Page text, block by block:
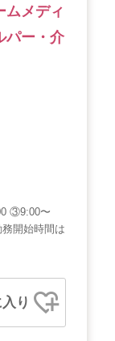
ムメディ
パー・介
③9:00〜
開始時間は
り